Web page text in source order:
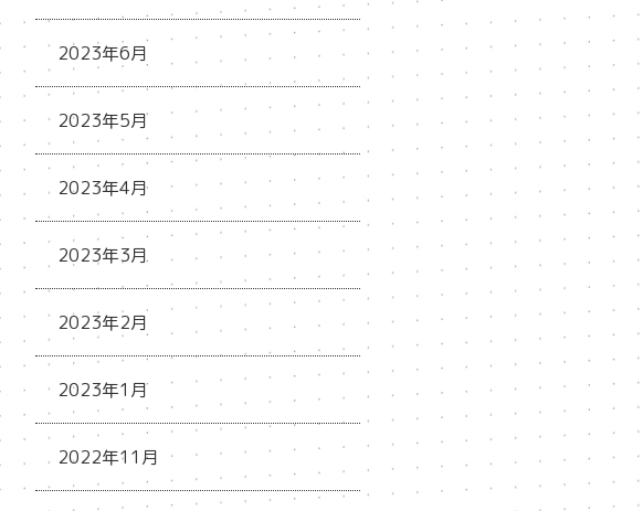
2023年6月
2023年5月
2023年4月
2023年3月
2023年2月
2023年1月
2022年11月